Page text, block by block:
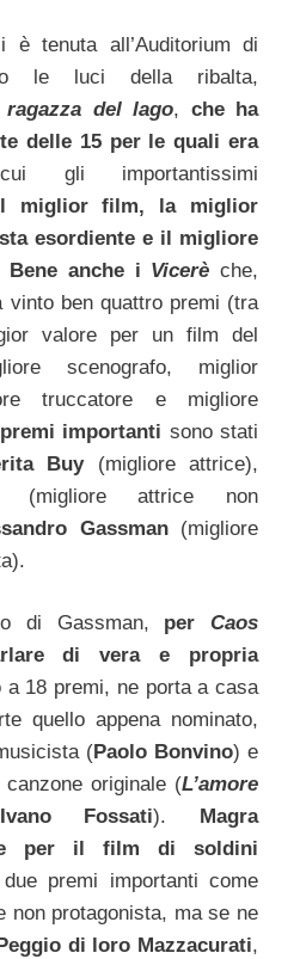
è tenuta all’Auditorium di
le luci della ribalta,
ragazza del lago, che ha
delle 15 per le quali era
gli importantissimi
miglior film, la miglior
esordiente e il migliore
Bene anche i Vicerè che,
vinto ben quattro premi (tra
valore per un film del
scenografo, miglior
truccatore e migliore
importanti sono stati
Buy(migliore attrice),
attrice non
Gassman(migliore
di Gassman, perCaos
di vera e propria
a 18 premi, ne porta a casa
quello appena nominato,
(Paolo Bonvino) e
originale (L’amore
Fossati).
Magra
per il film di soldini
premi importanti come
non protagonista, ma se ne
Peggio di loro Mazzacurati,